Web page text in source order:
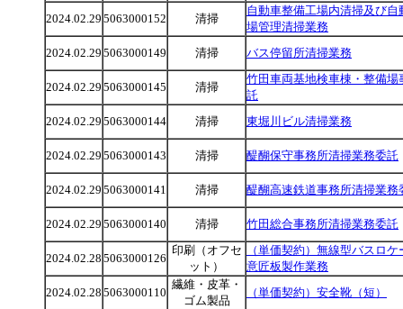
2024.02.29 5063000152 清掃
自動車整備工場内清掃及び自
場管理清掃業務
2024.02.29 5063000149 清掃 バス停留所清掃業務
2024.02.29 5063000145 清掃
竹田車両基地検車棟・整備場
託
2024.02.29 5063000144 清掃 東堀川ビル清掃業務
2024.02.29 5063000143 清掃 醍醐保守事務所清掃業務委託
2024.02.29 5063000141 清掃 醍醐高速鉄道事務所清掃業務
2024.02.29 5063000140 清掃 竹田総合事務所清掃業務委託
2024.02.28 5063000126
印刷（オフセ
ット）
（単価契約）無線型バスロ
意匠板製作業務
2024.02.28 5063000110
繊維・皮革・
ゴム製品
（単価契約）安全靴（短）